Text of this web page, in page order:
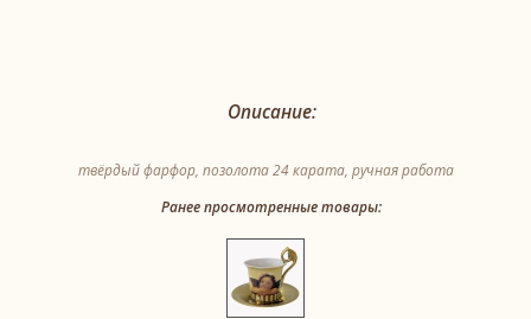
Описание:
твёрдый фарфор, позолота 24 карата, ручная работа
Ранее просмотренные товары: